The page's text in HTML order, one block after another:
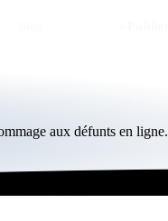
aux défunts en ligne.